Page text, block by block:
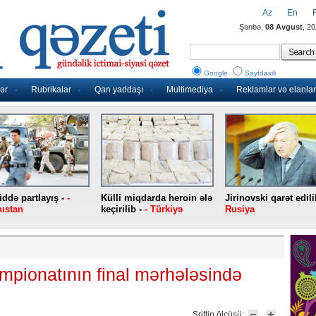
Rubrikalar Qan yaddaşı Multimediya Reklamlar və elanlar
Az En
Şənbə, 08 Avgust ,
Google Saytdaxili
partlayış - -
Külli miqdarda heroin ələ
keçirilib - - Türkiyə
Jirinovski qarət
Rusiya
final mərhələsində